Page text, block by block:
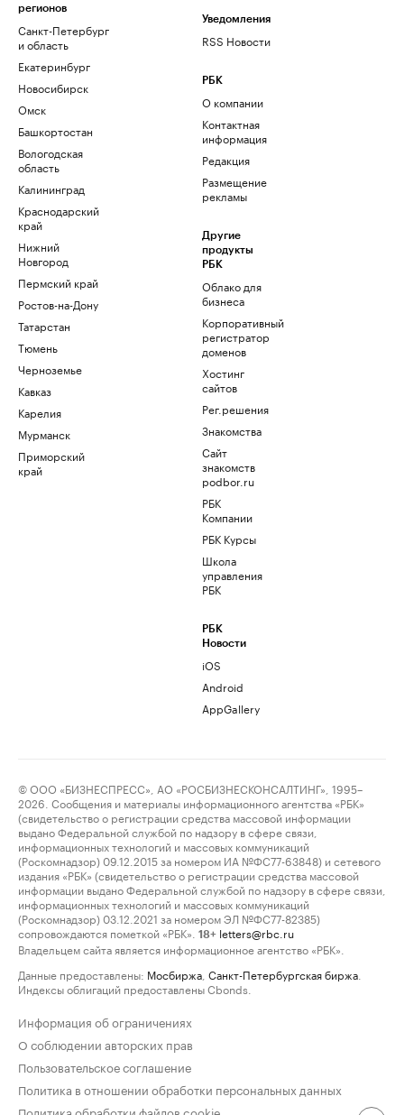
регионов
Санкт-Петербург
и область
Екатеринбург
Новосибирск
Омск
Башкортостан
Вологодская
область
Калининград
Краснодарский
край
Нижний
Новгород
Пермский край
Ростов-на-Дону
Татарстан
Тюмень
Черноземье
Кавказ
Карелия
Мурманск
Приморский
край
Уведомления
RSS Новости
РБК
О компании
Контактная
информация
Редакция
Размещение
рекламы
Другие
продукты
РБК
Облако для
бизнеса
Корпоративный
регистратор
доменов
Хостинг
сайтов
Рег.решения
Знакомства
Сайт
знакомств
podbor.ru
РБК
Компании
РБК Курсы
Школа
управления
РБК
РБК
Новости
iOS
Android
AppGallery
© ООО «БИЗНЕСПРЕСС», АО «РОСБИЗНЕСКОНСАЛТИНГ», 1995–
2026. Сообщения и материалы информационного агентства «РБК»
(свидетельство о регистрации средства массовой информации
выдано Федеральной службой по надзору в сфере связи,
информационных технологий и массовых коммуникаций
(Роскомнадзор) 09.12.2015 за номером ИА №ФС77-63848) и сетевого
издания «РБК» (свидетельство о регистрации средства массовой
информации выдано Федеральной службой по надзору в сфере связи,
информационных технологий и массовых коммуникаций
(Роскомнадзор) 03.12.2021 за номером ЭЛ №ФС77-82385)
сопровождаются пометкой «РБК».
18+ letters@rbc.ru
Владельцем сайта является информационное агентство «РБК».
Данные предоставлены: Мосбиржа Санкт-Петербургская биржа
Индексы облигаций предоставлены Cbonds.
Информация об ограничениях
О соблюдении авторских прав
Пользовательское соглашение
Политика в отношении обработки персональных данных
Политика обработки файлов cookie